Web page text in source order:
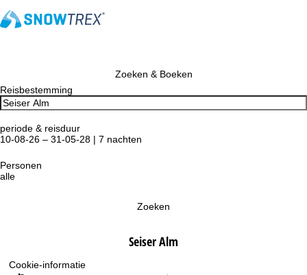
Cookie-informatie
Zoeken & Boeken
Reisbestemming
periode & reisduur
10-08-26 – 31-05-28 | 7 nachten
Personen
alle
Zoeken
Seiser Alm